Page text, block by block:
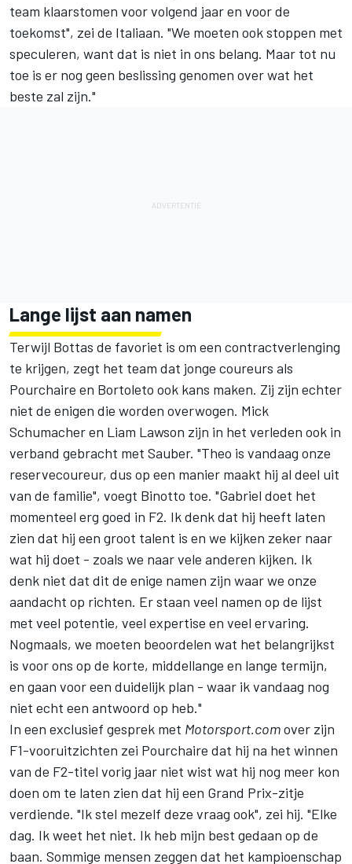
team klaarstomen voor volgend jaar en voor de
toekomst", zei de Italiaan. "We moeten ook stoppen met
speculeren, want dat is niet in ons belang. Maar tot nu
toe is er nog geen beslissing genomen over wat het
beste zal zijn."
Lange lijst aan namen
Terwijl Bottas de favoriet is om een contractverlenging
te krijgen, zegt het team dat jonge coureurs als
Pourchaire en Bortoleto ook kans maken. Zij zijn echter
niet de enigen die worden overwogen. Mick
Schumacheren Liam Lawson zijn in het verleden ook in
verband gebracht met Sauber. "Theo is vandaag onze
reservecoureur, dus op een manier maakt hij al deel uit
van de familie", voegt Binotto toe. "Gabriel doet het
momenteel erg goed in F2. Ik denk dat hij heeft laten
zien dat hij een groot talent is en we kijken zeker naar
wat hij doet - zoals we naar vele anderen kijken. Ik
denk niet dat dit de enige namen zijn waar we onze
aandacht op richten. Er staan veel namen op de lijst
met veel potentie, veel expertise en veel ervaring.
Nogmaals, we moeten beoordelen wat het belangrijkst
is voor ons op de korte, middellange en lange termijn,
en gaan voor een duidelijk plan - waar ik vandaag nog
niet echt een antwoord op heb."
In een exclusief gesprek met Motorsport.comover zijn
F1-vooruitzichten zei Pourchaire dat hij na het winnen
van de F2-titel vorig jaar niet wist wat hij nog meer kon
doen om te laten zien dat hij een Grand Prix-zitje
verdiende. "Ik stel mezelf deze vraag ook", zei hij. "Elke
dag. Ik weet het niet. Ik heb mijn best gedaan op de
baan. Sommige mensen zeggen dat het kampioenschap